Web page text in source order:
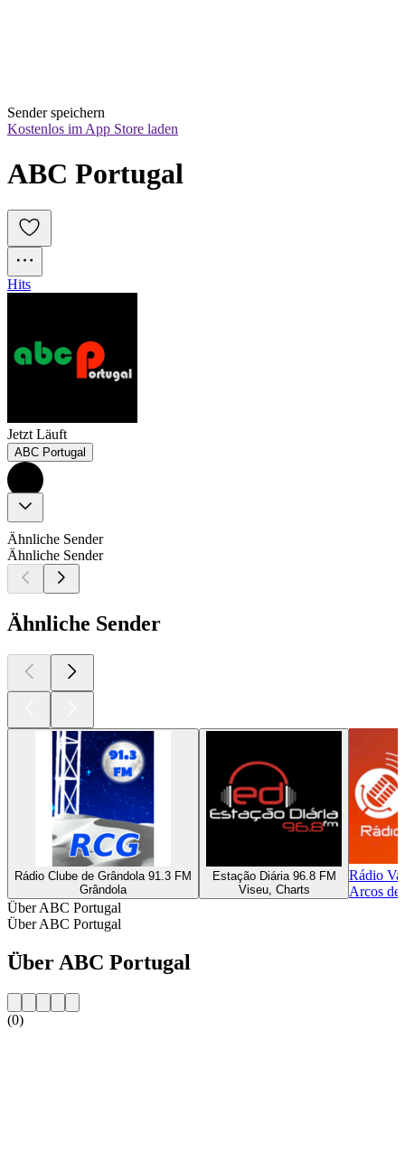
Sender speichern
Kostenlos im App Store laden
ABC Portugal
Hits
Jetzt Läuft
ABC Portugal
Ähnliche Sender
Ähnliche Sender
Ähnliche Sender
Rádio Clube de Grândola 91.3 FM
Grândola
Estação Diária 96.8 FM
Viseu, Charts
Rádio
Arcos de
Über ABC Portugal
Über ABC Portugal
Über ABC Portugal
(0)